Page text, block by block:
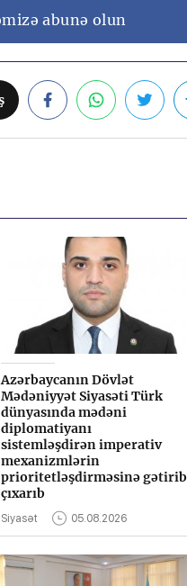
abunə olun
Azərbaycanın Dövlət
Mədəniyyət Siyasəti Türk
dünyasında mədəni
diplomatiyanı
sistemləşdirən imperativ
mexanizmlərin
prioritetləşdirməsinə gətirib
çıxarıb
Siyasət 05.08.2026